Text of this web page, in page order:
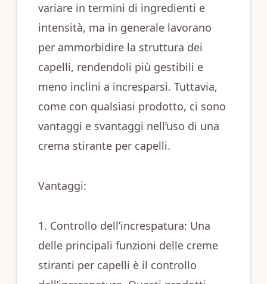
variare in termini di ingredienti e
intensità, ma in generale lavorano
per ammorbidire la struttura dei
capelli, rendendoli più gestibili e
meno inclini a incresparsi. Tuttavia,
come con qualsiasi prodotto, ci sono
vantaggi e svantaggi nell’uso di una
crema stirante per capelli.
Vantaggi:
1. Controllo dell’increspatura: Una
delle principali funzioni delle creme
stiranti per capelli è il controllo